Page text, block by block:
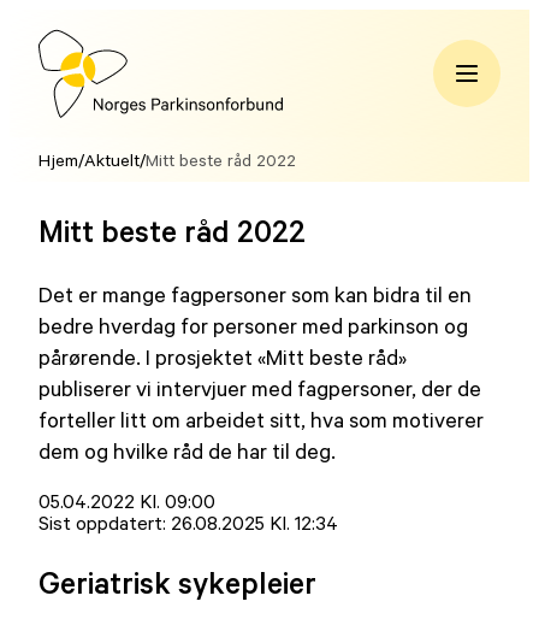
Hopp
innholdNorges
Hjem/Aktuelt/Mitt beste råd 2022
Mitt beste råd 2022
Det er mange fagpersoner som kan bidra til en
bedre hverdag for personer med parkinson og
pårørende. I prosjektet «Mitt beste råd»
publiserer vi intervjuer med fagpersoner, der de
forteller litt om arbeidet sitt, hva som motiverer
dem og hvilke råd de har til deg.
Lagt
ut
05.04.2022 Kl. 09:00
Sist oppdatert: 26.08.2025 Kl. 12:34
Geriatrisk sykepleier